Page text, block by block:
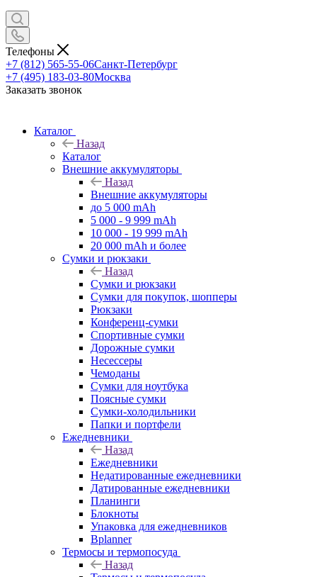
Телефоны
+7 (812) 565-55-06Санкт-Петербург
+7 (495) 183-03-80Москва
Заказать звонок
Каталог
Назад
Каталог
Внешние аккумуляторы
Назад
Внешние аккумуляторы
до 5 000 mAh
5 000 - 9 999 mAh
10 000 - 19 999 mAh
20 000 mAh и более
Сумки и рюкзаки
Назад
Сумки и рюкзаки
Сумки для покупок, шопперы
Рюкзаки
Конференц-сумки
Спортивные сумки
Дорожные сумки
Несессеры
Чемоданы
Сумки для ноутбука
Поясные сумки
Сумки-холодильники
Папки и портфели
Ежедневники
Назад
Ежедневники
Недатированные ежедневники
Датированные ежедневники
Планинги
Блокноты
Упаковка для ежедневников
Bplanner
Термосы и термопосуда
Назад